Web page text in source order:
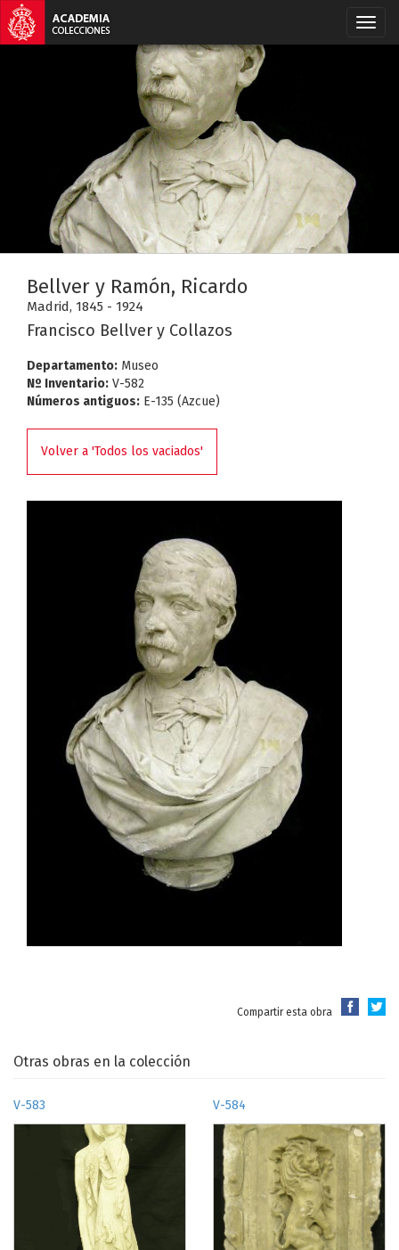
Bellver y Ramón, Ricardo
Madrid, 1845 - 1924
Francisco Bellver y Collazos
Departamento: Museo
Nº Inventario: V-582
Números antiguos: E-135 (Azcue)
Volver a 'Todos los vaciados'
Compartir esta obra
Otras obras en la colección
V-583 V-584